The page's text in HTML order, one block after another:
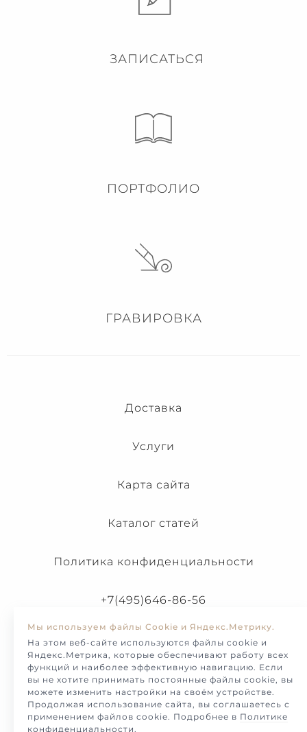
ЗАПИСАТЬСЯ
ПОРТФОЛИО
ГРАВИРОВКА
Доставка
Услуги
Карта сайта
Каталог статей
Политика конфиденциальности
+7(495)646-86-56
Мы используем файлы Cookie и Яндекс.Метрику.
На этом веб-сайте используются файлы cookie и
Яндекс.Метрика, которые обеспечивают работу всех
функций и наиболее эффективную навигацию. Если
вы не хотите принимать постоянные файлы cookie, вы
можете изменить настройки на своём устройстве.
Продолжая использование сайта, вы соглашаетесь с
применением файлов cookie. Подробнее в Политике
конфиденциальности.